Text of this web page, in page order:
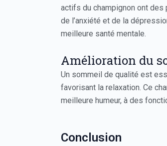
actifs du champignon ont des
de l’anxiété et de la
meilleure santé mentale.
Amélioration du
Un sommeil de qualité est
favorisant la relaxation. Ce
meilleure humeur, à des
Conclusion